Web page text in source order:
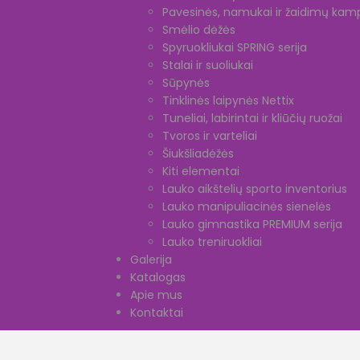
Pavesinės, namukai ir žaidimų
Smėlio dėžės
Spyruokliukai SPRING serija
Stalai ir suoliukai
Sūpynės
Tinklinės laipynės Nettix
Tuneliai, labirintai ir kliūčių ruožai
Tvoros ir varteliai
Šiukšliadėžės
Kiti elementai
Lauko aikštelių sporto inventorius
Lauko manipuliacinės sienelės
Lauko gimnastika PREMIUM serija
Lauko treniruokliai
Galerija
Katalogas
Apie mus
Kontaktai